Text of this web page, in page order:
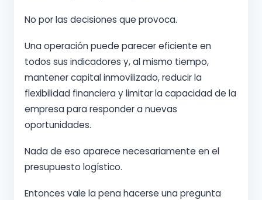
No por las decisiones que provoca.
Una operación puede parecer eficiente en
todos sus indicadores y, al mismo tiempo,
mantener capital inmovilizado, reducir la
flexibilidad financiera y limitar la capacidad de la
empresa para responder a nuevas
oportunidades.
Nada de eso aparece necesariamente en el
presupuesto logístico.
Entonces vale la pena hacerse una pregunta